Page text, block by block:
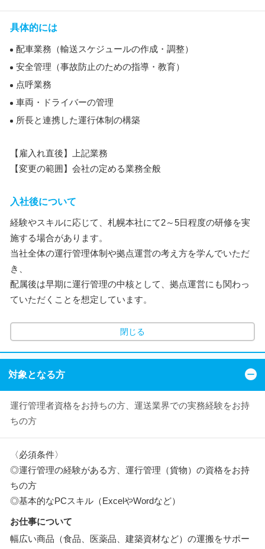
具体的には
配車業務（輸送スケジュールの作成・調整）
安全管理（事故防止のための指導・教育）
点呼業務
車両・ドライバーの管理
所長と連携した運行体制の構築
【雇入れ直後】上記業務
【変更の範囲】会社の定める業務全般
入社後について
経験やスキルに応じて、札幌本社にて2～5日程度の研修を実
施する場合があります。
当社全体の運行管理体制や拠点運営の考え方を学んでいただ
き、
配属後は早期に運行管理の中核として、拠点運営にも関わっ
ていただくことを想定しています。
閉じる
対象となる方
運行管理者資格をお持ちの方、運送業界での実務経験をお持
ちの方
〈必須条件〉
◎運行管理の経験がある方、運行管理（貨物）の資格をお持
ちの方
◎基本的なPCスキル（ExcelやWordなど）
お仕事について
幅広い商品（食品、医薬品、建築資材など）の運搬をサポー